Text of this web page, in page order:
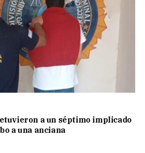
a un séptimo implicado
a una anciana